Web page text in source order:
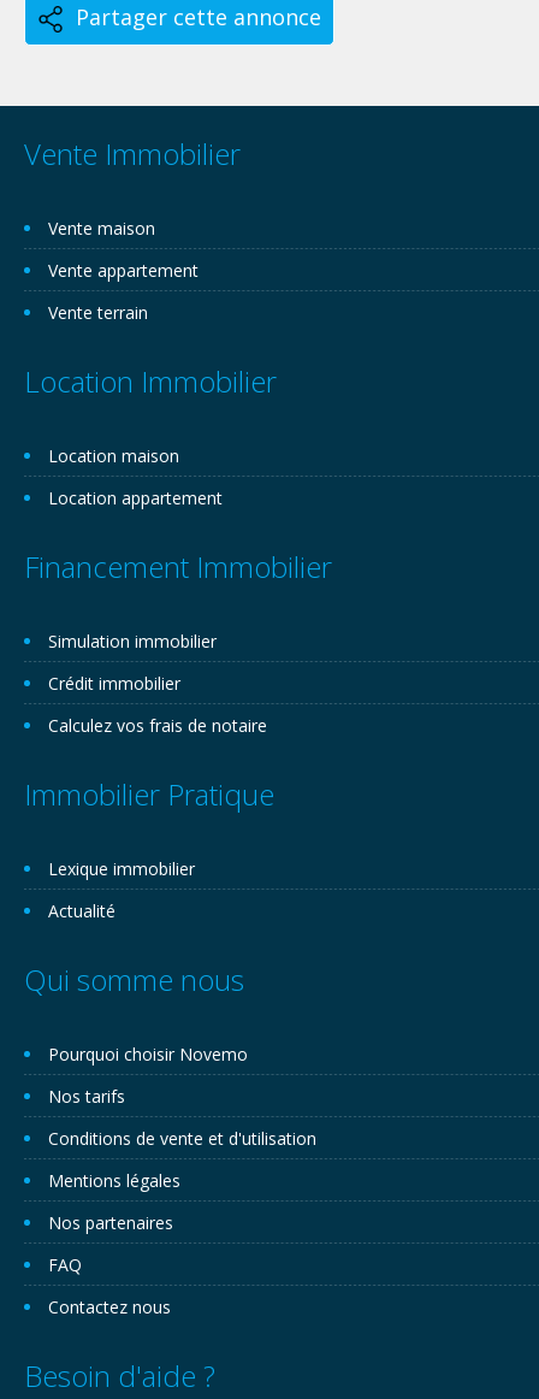
Partager cette annonce
Vente Immobilier
Vente maison
Vente appartement
Vente terrain
Location Immobilier
Location maison
Location appartement
Financement Immobilier
Simulation immobilier
Crédit immobilier
Calculez vos frais de notaire
Immobilier Pratique
Lexique immobilier
Actualité
Qui somme nous
Pourquoi choisir Novemo
Nos tarifs
Conditions de vente et d'utilisation
Mentions légales
Nos partenaires
FAQ
Contactez nous
Besoin d'aide ?